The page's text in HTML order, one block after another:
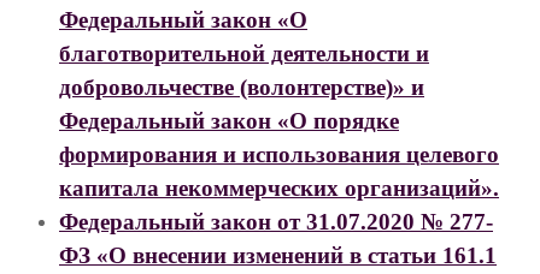
Федеральный закон «О
благотворительной деятельности и
добровольчестве (волонтерстве)» и
Федеральный закон «О порядке
формирования и использования целевого
капитала некоммерческих организаций».
Федеральный закон от 31.07.2020 № 277-
ФЗ «О внесении изменений в статьи 161.1